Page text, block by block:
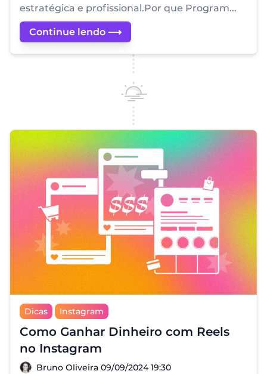
estratégica e profissional.Por que Program...
Continue lendo ⟶
Dicas Instagram
Como Ganhar Dinheiro com Reels
no Instagram
Bruno Oliveira
Bruno Oliveira 09/09/2024 19:30